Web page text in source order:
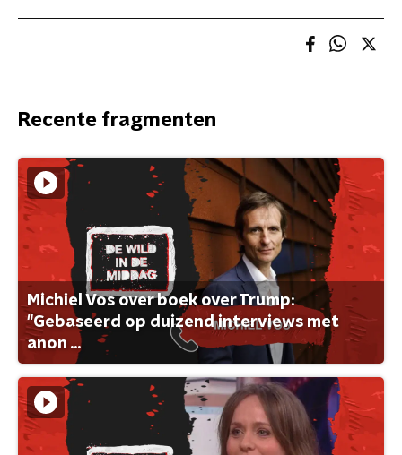
Recente fragmenten
Michiel Vos over boek over Trump:
"Gebaseerd op duizend interviews met
anon ...